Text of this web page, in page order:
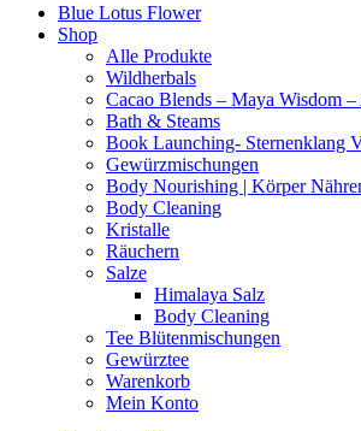
Blue Lotus Flower
Shop
Alle Produkte
Wildherbals
Cacao Blends – Maya Wisdom
Bath & Steams
Book Launching- Sternenklang
Gewürzmischungen
Body Nourishing | Körper
Body Cleaning
Kristalle
Räuchern
Salze
Himalaya Salz
Body Cleaning
Tee Blütenmischungen
Gewürztee
Warenkorb
Mein Konto